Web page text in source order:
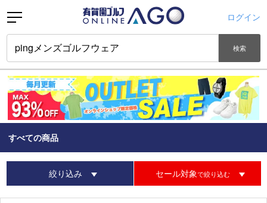
ログイン
検索
すべての商品
絞り込み セール対象で絞り込む